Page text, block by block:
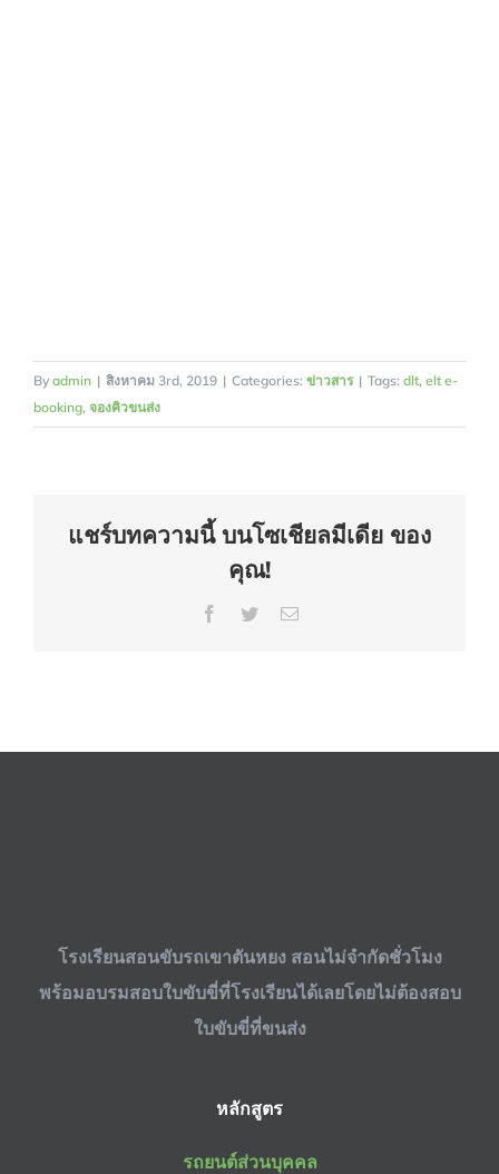
By admin | สิงหาคม 3rd, 2019 | Categories: ข่าวสาร | Tags: dlt, elt e-
booking, จองคิวขนส่ง
แชร์บทความนี้ บนโซเชียลมีเดีย ของ
คุณ!
Facebook
TwitterEmail
โรงเรียนสอนขับรถเขาตันหยง สอนไม่จำกัดชั่วโมง
พร้อมอบรมสอบใบขับขี่ที่โรงเรียนได้เลยโดยไม่ต้องสอบ
ใบขับขี่ที่ขนส่ง
หลักสูตร
รถยนต์ส่วนบุคคล